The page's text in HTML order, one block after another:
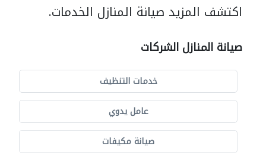
اكتشف المزيد صيانة المنازل الخدمات.
صيانة المنازل الشركات
خدمات التنظيف
عامل يدوي
صيانة مكيفات